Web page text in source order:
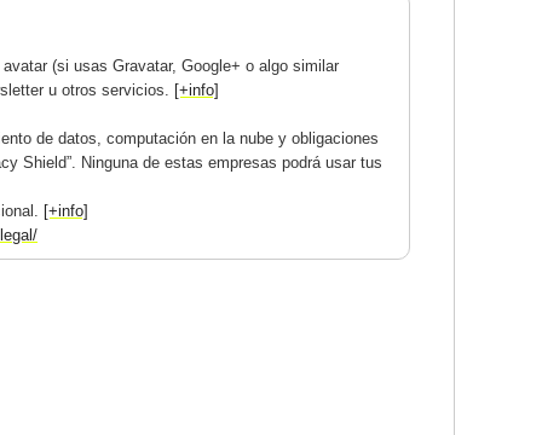
(si usas Gravatar, Google+ o algo similar
u otros servicios. [+info]
de datos, computación en la nube y obligaciones
Shield”. Ninguna de estas empresas podrá usar tus
[+info]